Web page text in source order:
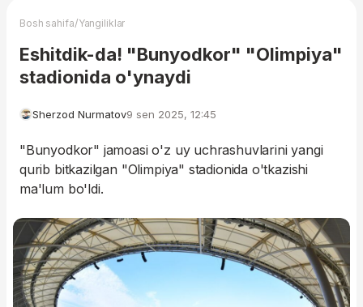
Bosh sahifa/Yangiliklar
Eshitdik-da! "Bunyodkor" "Olimpiya"
stadionida o'ynaydi
Sherzod Nurmatov9 sen 2025, 12:45
"Bunyodkor" jamoasi o'z uy uchrashuvlarini yangi
qurib bitkazilgan "Olimpiya" stadionida o'tkazishi
ma'lum bo'ldi.